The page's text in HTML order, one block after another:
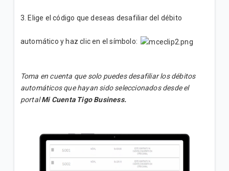
3. Elige el código que deseas desafiliar del débito
automático y haz clic en el símbolo:
Toma en cuenta que solo puedes desafiliar los débitos
automáticos que hayan sido seleccionados desde el
portalMi Cuenta Tigo Business.